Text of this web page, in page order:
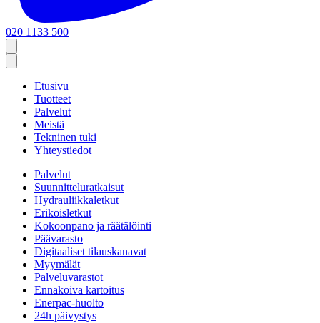
020 1133 500
Etusivu
Tuotteet
Palvelut
Meistä
Tekninen tuki
Yhteystiedot
Palvelut
Suunnitteluratkaisut
Hydrauliikkaletkut
Erikoisletkut
Kokoonpano ja räätälöinti
Päävarasto
Digitaaliset tilauskanavat
Myymälät
Palveluvarastot
Ennakoiva kartoitus
Enerpac-huolto
24h päivystys